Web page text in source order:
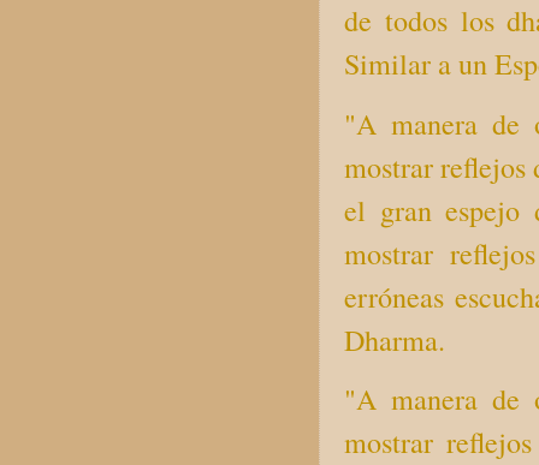
de todos los
Similar a un
"A manera de
mostrar reflejos
el gran espejo
mostrar
erróneas
Dharma.
"A manera de
mostrar